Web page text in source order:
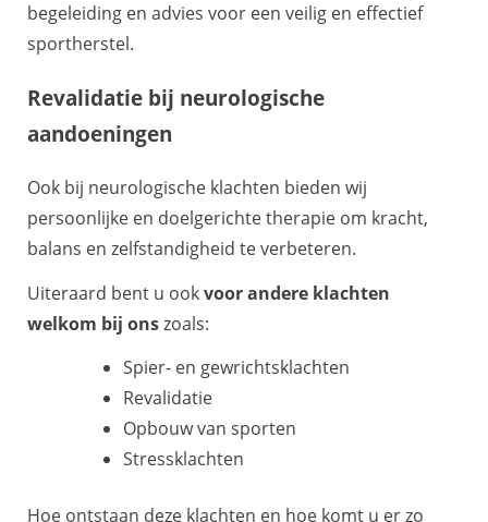
begeleiding en advies voor een veilig en effectief
sportherstel.
Revalidatie bij neurologische
aandoeningen
Ook bij neurologische klachten bieden wij
persoonlijke en doelgerichte therapie om kracht,
balans en zelfstandigheid te verbeteren.
Uiteraard bent u ookvoor andere klachten
welkom bij onszoals:
Spier- en gewrichtsklachten
Revalidatie
Opbouw van sporten
Stressklachten
Hoe ontstaan deze klachten en hoe komt u er zo